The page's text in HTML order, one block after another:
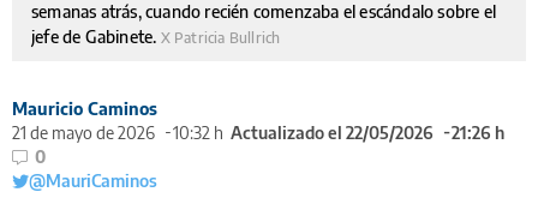
semanas atrás, cuando recién comenzaba el escándalo sobre el
jefe de Gabinete. X Patricia Bullrich
Mauricio Caminos
21 de mayo de 2026
10:32 h Actualizado el 22/05/2026
21:26 h
0
@MauriCaminos